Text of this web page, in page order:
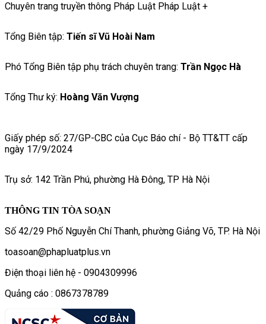
Chuyên trang truyền thông Pháp Luật Pháp Luật +
Tổng Biên tập: Tiến sĩ Vũ Hoài Nam
Phó Tổng Biên tập phụ trách chuyên trang: Trần Ngọc Hà
Tổng Thư ký: Hoàng Văn Vượng
Giấy phép số: 27/GP-CBC của Cục Báo chí - Bộ TT&TT cấp
ngày 17/9/2024
Trụ sở: 142 Trần Phú, phường Hà Đông, TP Hà Nội
THÔNG TIN TÒA SOẠN
Số 42/29 Phố Nguyễn Chí Thanh, phường Giảng Võ, TP. Hà Nội
toasoan@phapluatplus.vn
Điện thoại liên hệ - 0904309996
Quảng cáo : 0867378789